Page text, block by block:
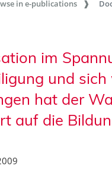
in e-publications
im
und
hat der
auf die